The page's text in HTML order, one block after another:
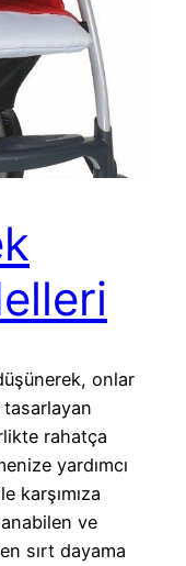
onlar
rahatça
yardımcı
karşımıza
ve
sırt dayama